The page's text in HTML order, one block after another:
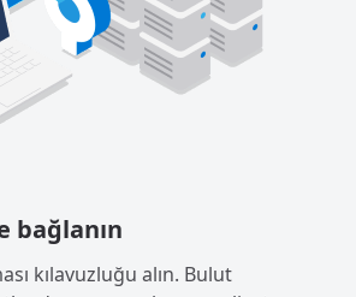
bağlanın
kılavuzluğu alın. Bulut